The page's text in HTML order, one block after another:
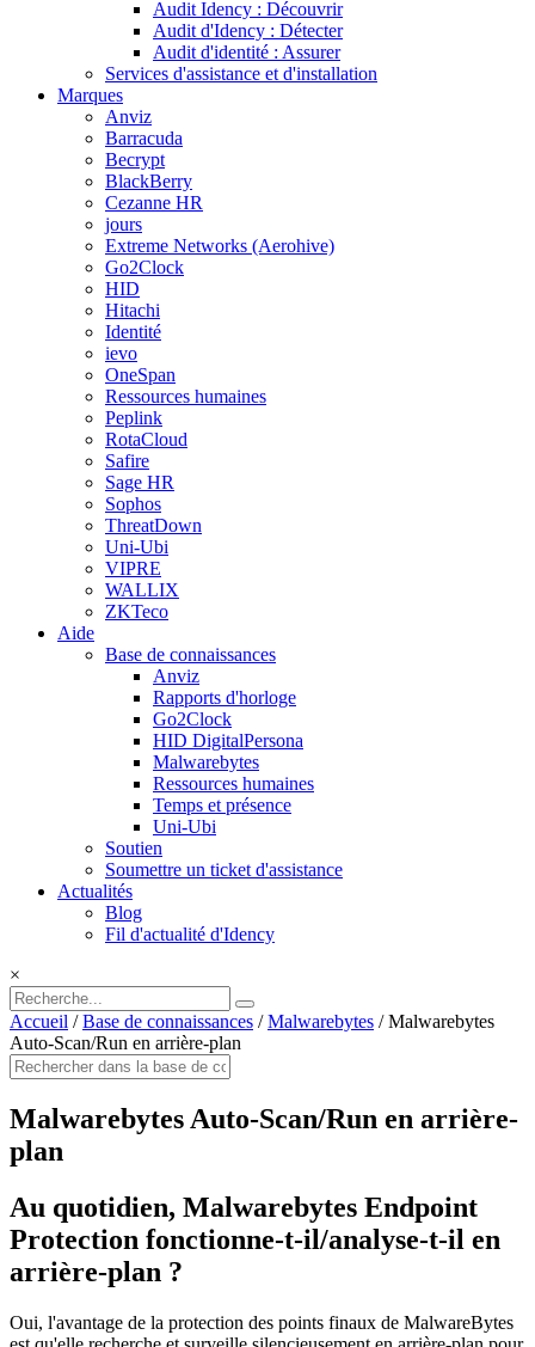
Audit Idency : Découvrir
Audit d'Idency : Détecter
Audit d'identité : Assurer
Services d'assistance et d'installation
Marques
Anviz
Barracuda
Becrypt
BlackBerry
Cezanne HR
jours
Extreme Networks (Aerohive)
Go2Clock
HID
Hitachi
Identité
ievo
OneSpan
Ressources humaines
Peplink
RotaCloud
Safire
Sage HR
Sophos
ThreatDown
Uni-Ubi
VIPRE
WALLIX
ZKTeco
Aide
Base de connaissances
Anviz
Rapports d'horloge
Go2Clock
HID DigitalPersona
Malwarebytes
Ressources humaines
Temps et présence
Uni-Ubi
Soutien
Soumettre un ticket d'assistance
Actualités
Blog
Fil d'actualité d'Idency
×
Accueil / Base de connaissances / Malwarebytes / Malwarebytes
Auto-Scan/Run en arrière-plan
Malwarebytes Auto-Scan/Run en arrière-
plan
Au quotidien, Malwarebytes Endpoint
Protection fonctionne-t-il/analyse-t-il en
arrière-plan ?
Oui, l'avantage de la protection des points finaux de MalwareBytes